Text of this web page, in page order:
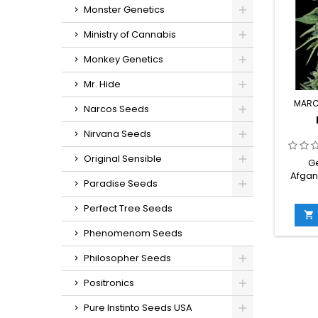
Monster Genetics
Ministry of Cannabis
Monkey Genetics
Mr. Hide
Narcos Seeds
Nirvana Seeds
Original Sensible
Paradise Seeds
Perfect Tree Seeds
Phenomenom Seeds
Philosopher Seeds
Positronics
Pure Instinto Seeds USA
30%
